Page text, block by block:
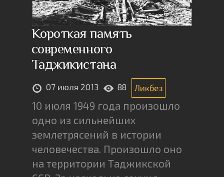
Короткая память
современного
Таджикистана
07 июля 2013 88 Ликбез
10 июля 1949 года произошло
одно из сильнейших
землетрясений в истории
человечества. Произошло оно
на территории Таджикской